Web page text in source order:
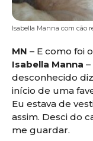
Isabella Manna com cão
MN – E como foi
Isabella Manna
desconhecido
início de uma
Eu estava de
assim. Desci do
me guardar.